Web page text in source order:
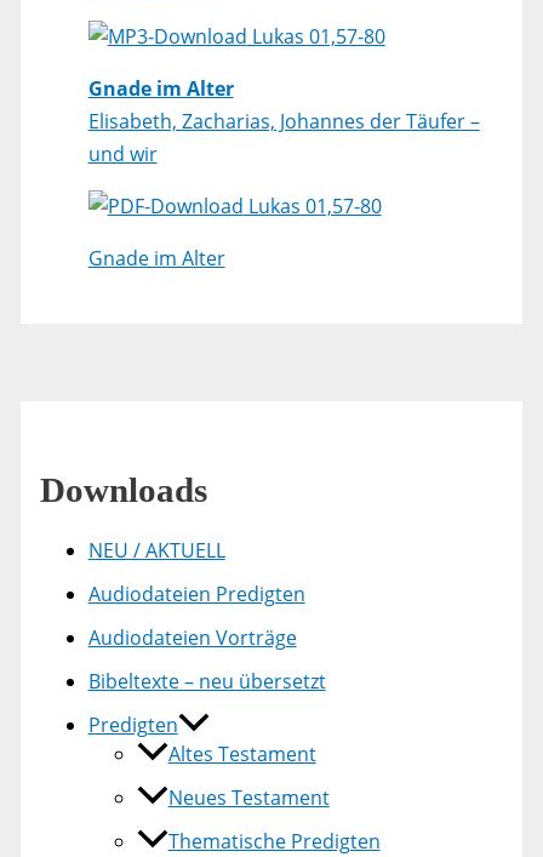
Lukas 01,57-80
Gnade im Alter
Elisabeth, Zacharias, Johannes der Täufer –
und wir
Lukas 01,57-80
Gnade im Alter
Downloads
NEU / AKTUELL
Audiodateien Predigten
Audiodateien Vorträge
Bibeltexte – neu übersetzt
Predigten
Altes Testament
Neues Testament
Thematische Predigten